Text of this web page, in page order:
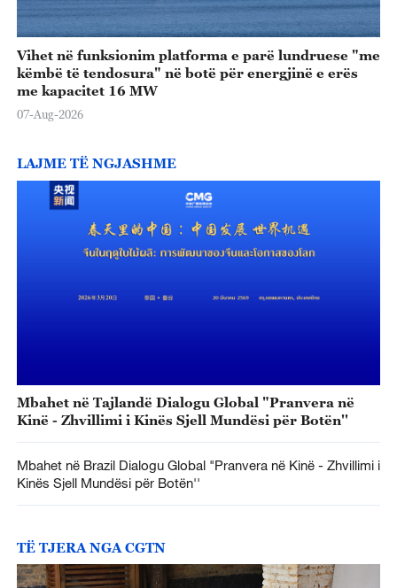
Vihet në funksionim platforma e parë lundruese "me
këmbë të tendosura" në botë për energjinë e erës
me kapacitet 16 MW
07-Aug-2026
LAJME TË NGJASHME
Mbahet në Tajlandë Dialogu Global "Pranvera në
Kinë - Zhvillimi i Kinës Sjell Mundësi për Botën''
Mbahet në Brazil Dialogu Global "Pranvera në Kinë - Zhvillimi i
Kinës Sjell Mundësi për Botën''
TË TJERA NGA CGTN